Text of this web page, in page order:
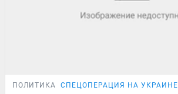
ПОЛИТИКА СПЕЦОПЕРАЦИЯ НА УКРАИНЕ